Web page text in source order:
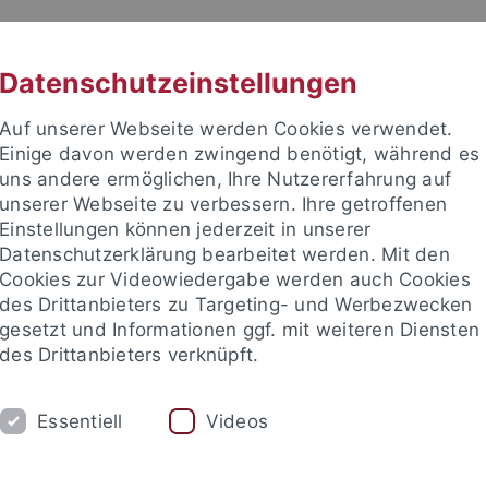
STUDIUM FORSCHUNG EINRICHTUNGEN
und Publikationen Campusleben Im Dialog Karriere
Kunst und Kultur Tübinger Poetik-Dozentur
Datenschutzeinstellungen
Auf unserer Webseite werden Cookies verwendet.
Einige davon werden zwingend benötigt, während es
uns andere ermöglichen, Ihre Nutzererfahrung auf
unserer Webseite zu verbessern. Ihre getroffenen
Einstellungen können jederzeit in unserer
Datenschutzerklärung bearbeitet werden. Mit den
Cookies zur Videowiedergabe werden auch Cookies
des Drittanbieters zu Targeting- und Werbezwecken
gesetzt und Informationen ggf. mit weiteren Diensten
des Drittanbieters verknüpft.
Essentiell Videos